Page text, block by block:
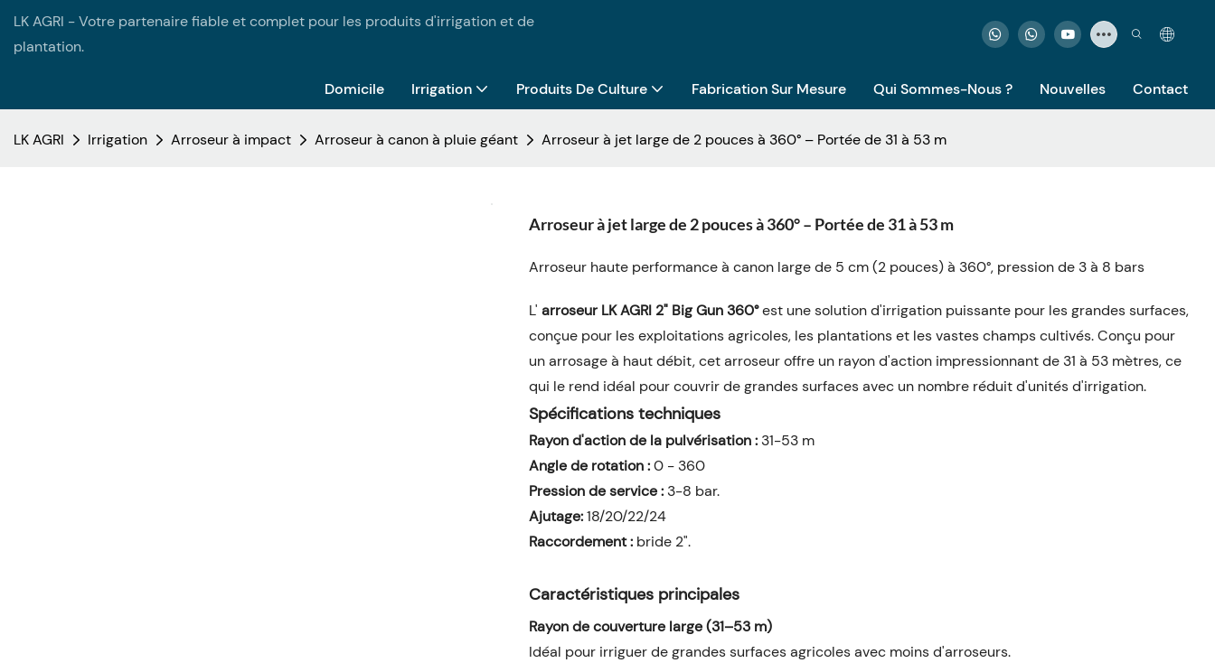
LK AGRI - Votre partenaire fiable et complet pour les produits d'irrigation et de
plantation.
Domicile Irrigation Produits De Culture Fabrication Sur Mesure Qui Sommes-Nous ? Nouvelles Contact
LK AGRI Irrigation Arroseur à impact Arroseur à canon à pluie géant Arroseur à jet large de 2 pouces à 360° – Portée de 31 à 53 m
Arroseur à jet large de 2 pouces à 360° – Portée de 31 à 53 m
Arroseur haute performance à canon large de 5 cm (2 pouces) à 360°, pression de 3 à 8 bars
L' arroseur LK AGRI 2" Big Gun 360°est une solution d'irrigation puissante pour les grandes surfaces,
conçue pour les exploitations agricoles, les plantations et les vastes champs cultivés. Conçu pour
un arrosage à haut débit, cet arroseur offre un rayon d'action impressionnant de 31 à 53 mètres, ce
qui le rend idéal pour couvrir de grandes surfaces avec un nombre réduit d'unités d'irrigation.
Spécifications techniques
Rayon d'action de la pulvérisation : 31-53 m
Angle de rotation :0 - 360
Pression de service : 3-8 bar.
Ajutage:18/20/22/24
Raccordement : bride 2".
Caractéristiques principales
Rayon de couverture large (31–53 m)
Idéal pour irriguer de grandes surfaces agricoles avec moins d'arroseurs.